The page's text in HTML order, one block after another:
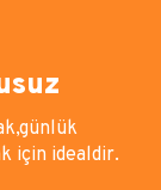
için idealdir.